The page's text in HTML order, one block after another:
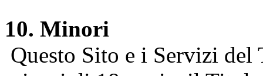
10. Minori
Questo Sito e i Servizi del